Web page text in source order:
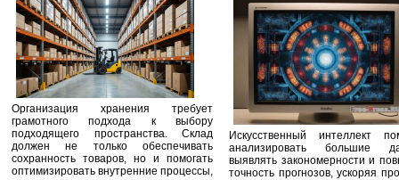
Организация хранения требует
грамотного подхода к выбору
подходящего пространства. Склад
должен не только обеспечивать
сохранность товаров, но и помогать
оптимизировать внутренние процессы,
Искусственный интеллект
анализировать большие
выявлять закономерности и
точность прогнозов, ускоряя